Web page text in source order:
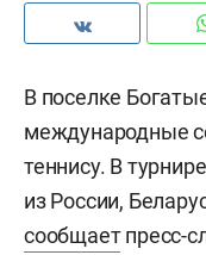
В поселке
международные
теннису. В
из России,
сообщаетпресс-